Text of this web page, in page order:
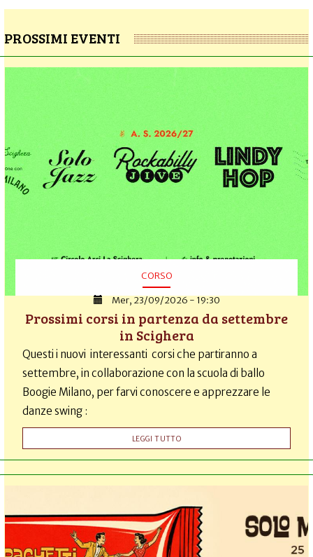
PROSSIMI EVENTI
CORSO
Mer, 23/09/2026 - 19:30
Prossimi corsi in partenza da settembre
in Scighera
Questi i nuovi interessanti corsi che partiranno a
settembre, in collaborazione con la scuola di ballo
Boogie Milano, per farvi conoscere e apprezzare le
danze swing :
LEGGI TUTTO